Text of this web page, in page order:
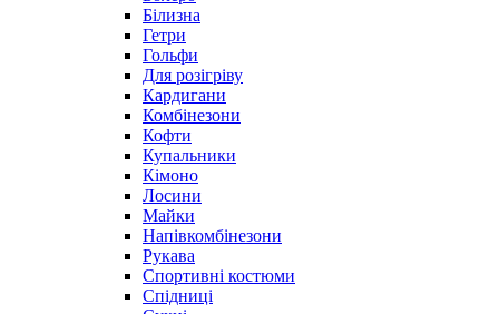
Білизна
Гетри
Гольфи
Для розігріву
Кардигани
Комбінезони
Кофти
Купальники
Кімоно
Лосини
Майки
Напівкомбінезони
Рукава
Спортивні костюми
Спідниці